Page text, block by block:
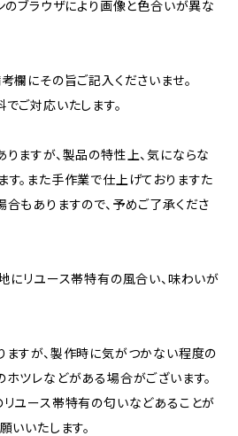
のブラウザにより画像と色合いが異な
欄にその旨ご記入くださいませ。
ご対応いたします。
ますが、製品の特性上、気にならな
す。また手作業で仕上げておりますた
もありますので、予めご了承くださ
にリユース帯特有の風合い、味わいが
ますが、製作時に気がつかない程度の
ツレなどがある場合がございます。
リユース帯特有の匂いなどあることが
いいたします。